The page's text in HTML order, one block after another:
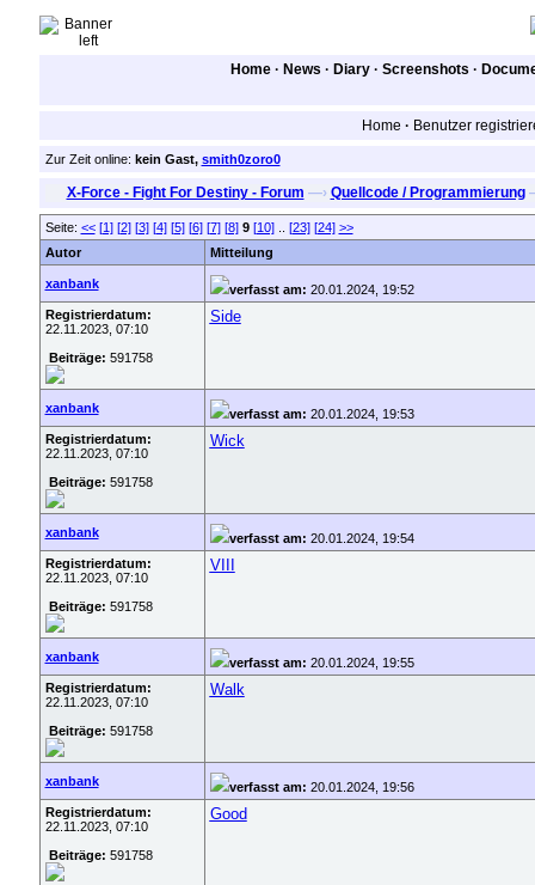
Home · News · Diary · Screenshots ·
Home · Benutzer
Zur Zeit online: kein Gast, smith0zoro0
X-Force - Fight For Destiny - Forum —› Quellcode / Programmierung
Seite: << [1] [2] [3] [4] [5] [6] [7] [8] 9 [10].. [23] [24] >>
Autor
Mitteilung
xanbank verfasst am: 20.01.2024, 19:52
Registrierdatum:
22.11.2023, 07:10
Beiträge: 591758
Side
xanbank verfasst am: 20.01.2024, 19:53
Registrierdatum:
22.11.2023, 07:10
Beiträge: 591758
Wick
xanbank verfasst am: 20.01.2024, 19:54
Registrierdatum:
22.11.2023, 07:10
Beiträge: 591758
VIII
xanbank verfasst am: 20.01.2024, 19:55
Registrierdatum:
22.11.2023, 07:10
Beiträge: 591758
Walk
xanbank verfasst am: 20.01.2024, 19:56
Registrierdatum:
22.11.2023, 07:10
Beiträge: 591758
Good